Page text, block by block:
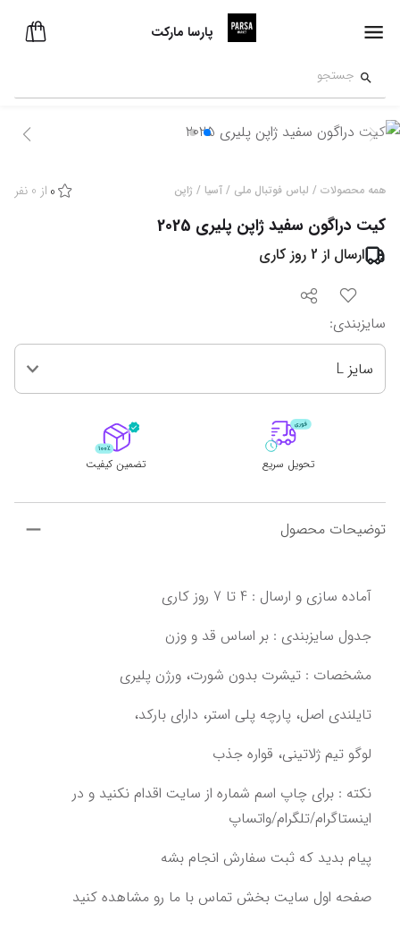
پارسا مارکت
همه محصولات / لباس فوتبال ملی / آسیا / ژاپن 0 از 0 نفر
کیت دراگون سفید ژاپن پلیری 2025
ارسال از 2 روز کاری
سایزبندی:
سایز L
تحویل سریع تضمین کیفیت
توضیحات محصول
تایلندی اصل،‌ پارچه پلی استر، دارای بارکد،
لوگو تیم ژلاتینی،‌ قواره جذب
اینستاگرام/تلگرام/واتساپ
پیام بدید که ثبت سفارش انجام بشه‌‌‌